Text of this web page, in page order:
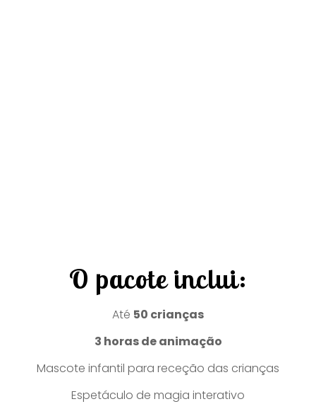
O pacote inclui:
Até 50 crianças
3 horas de animação
Mascote infantil para receção das crianças
Espetáculo de magia interativo